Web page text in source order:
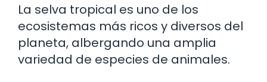
La selva tropical es uno de los
ecosistemas más ricos y diversos del
planeta, albergando una amplia
variedad de especies de animales.